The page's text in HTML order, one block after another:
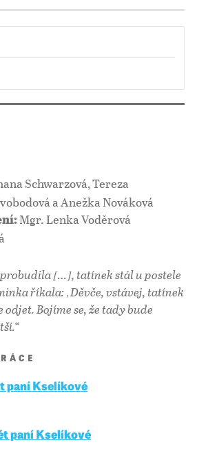
Schwarzová, Tereza
a Anežka Nováková
Mgr. Lenka Voděrová
[…], tatínek stál u postele
říkala: ‚Děvče, vstávej, tatínek
Bojíme se, že tady bude
Kselíkové
paní Kselíkové